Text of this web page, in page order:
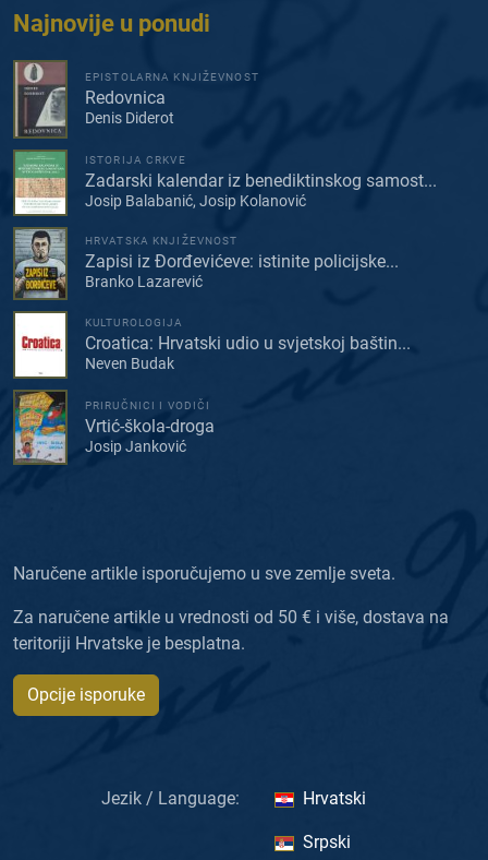
Najnovije u ponudi
EPISTOLARNA KNJIŽEVNOST
Redovnica
Denis Diderot
ISTORIJA CRKVE
Zadarski kalendar iz benediktinskog samost...
Josip Balabanić, Josip Kolanović
HRVATSKA KNJIŽEVNOST
Zapisi iz Đorđevićeve: istinite policijske...
Branko Lazarević
KULTUROLOGIJA
Croatica: Hrvatski udio u svjetskoj baštin...
Neven Budak
PRIRUČNICI I VODIČI
Vrtić-škola-droga
Josip Janković
Naručene artikle isporučujemo u sve zemlje sveta.
Za naručene artikle u vrednosti od 50 € i više, dostava na
teritoriji Hrvatske je besplatna.
Opcije isporuke
Jezik / Language: Hrvatski
Srpski